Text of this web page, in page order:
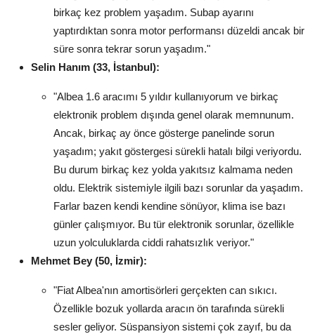
birkaç kez problem yaşadım. Subap ayarını
yaptırdıktan sonra motor performansı düzeldi ancak bir
süre sonra tekrar sorun yaşadım."
Selin Hanım (33, İstanbul):
"Albea 1.6 aracımı 5 yıldır kullanıyorum ve birkaç
elektronik problem dışında genel olarak memnunum.
Ancak, birkaç ay önce gösterge panelinde sorun
yaşadım; yakıt göstergesi sürekli hatalı bilgi veriyordu.
Bu durum birkaç kez yolda yakıtsız kalmama neden
oldu. Elektrik sistemiyle ilgili bazı sorunlar da yaşadım.
Farlar bazen kendi kendine sönüyor, klima ise bazı
günler çalışmıyor. Bu tür elektronik sorunlar, özellikle
uzun yolculuklarda ciddi rahatsızlık veriyor."
Mehmet Bey (50, İzmir):
"Fiat Albea'nın amortisörleri gerçekten can sıkıcı.
Özellikle bozuk yollarda aracın ön tarafında sürekli
sesler geliyor. Süspansiyon sistemi çok zayıf, bu da